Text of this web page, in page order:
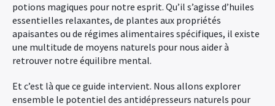
potions magiques pour notre esprit. Qu’il s’agisse d’huiles
essentielles relaxantes, de plantes aux propriétés
apaisantes ou de régimes alimentaires spécifiques, il existe
une multitude de moyens naturels pour nous aider à
retrouver notre équilibre mental.
Et c’est là que ce guide intervient. Nous allons explorer
ensemble le potentiel des antidépresseurs naturels pour